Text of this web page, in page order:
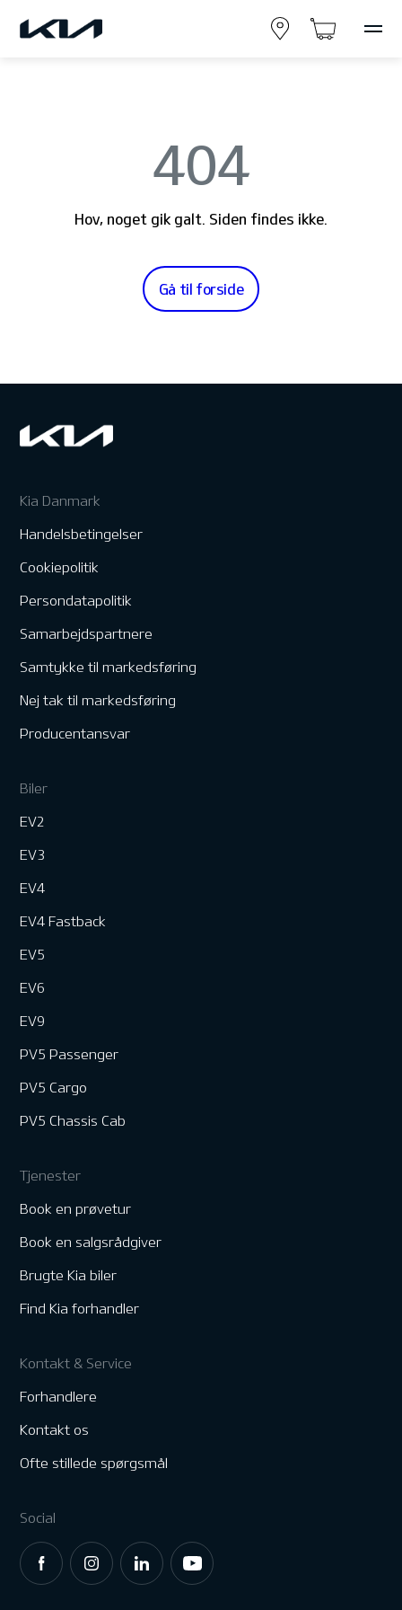
404
Hov, noget gik galt. Siden findes ikke.
Gå til forside
Kia Danmark
Handelsbetingelser
Cookiepolitik
Persondatapolitik
Samarbejdspartnere
Samtykke til markedsføring
Nej tak til markedsføring
Producentansvar
Biler
EV2
EV3
EV4
EV4 Fastback
EV5
EV6
EV9
PV5 Passenger
PV5 Cargo
PV5 Chassis Cab
Tjenester
Book en prøvetur
Book en salgsrådgiver
Brugte Kia biler
Find Kia forhandler
Kontakt & Service
Forhandlere
Kontakt os
Ofte stillede spørgsmål
Social